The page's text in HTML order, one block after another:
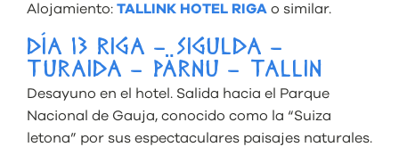
Alojamiento: TALLINK HOTEL RIGA o similar.
DÍA 13 RIGA – SIGULDA –
TURAIDA – PÄRNU – TALLIN
Desayuno en el hotel. Salida hacia el Parque
Nacional de Gauja, conocido como la “Suiza
letona” por sus espectaculares paisajes naturales.